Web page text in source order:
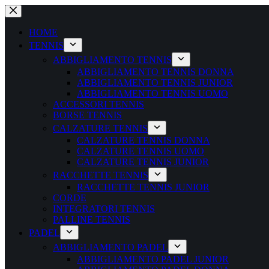
Salta
al
contenutoHOME
TENNIS
ABBIGLIAMENTO TENNIS
ABBIGLIAMENTO TENNIS DONNA
ABBIGLIAMENTO TENNIS JUNIOR
ABBIGLIAMENTO TENNIS UOMO
ACCESSORI TENNIS
BORSE TENNIS
CALZATURE TENNIS
CALZATURE TENNIS DONNA
CALZATURE TENNIS UOMO
CALZATURE TENNIS JUNIOR
RACCHETTE TENNIS
RACCHETTE TENNIS JUNIOR
CORDE
INTEGRATORI TENNIS
PALLINE TENNIS
PADEL
ABBIGLIAMENTO PADEL
ABBIGLIAMENTO PADEL JUNIOR